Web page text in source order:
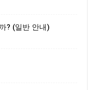
? (일반 안내)